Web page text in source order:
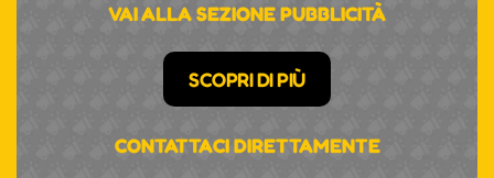
VAI ALLA SEZIONE PUBBLICITÀ
SCOPRI DI PIÙ
CONTATTACI DIRETTAMENTE